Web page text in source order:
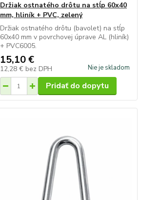
Držiak ostnatého drôtu na stĺp 60x40
mm, hliník + PVC, zelený
Držiak ostnatého drôtu (bavolet) na stĺp
60x40 mm v povrchovej úprave AL (hliník)
+ PVC6005.
15,10 €
12,28 € bez DPH Nie je skladom
Pridať do dopytu